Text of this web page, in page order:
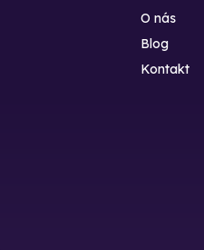
O nás
Blog
Kontakt